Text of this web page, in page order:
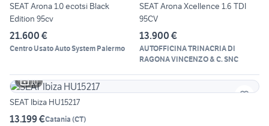
SEAT Arona 1.0 ecotsi Black
Edition 95cv
21.600 €
Centro Usato Auto System Palermo
SEAT Arona Xcellence 1.6 TDI
95CV
13.900 €
AUTOFFICINA TRINACRIA DI
RAGONA VINCENZO & C. SNC
10
SEAT Ibiza HU15217
13.199 €Catania (CT)